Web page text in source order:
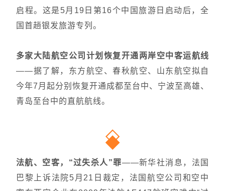
启程。这是5月19日第16个中国旅游日启动后，全
国首趟银发旅游专列。
多家大陆航空公司计划恢复开通两岸空中客运航线
——据了解，东方航空、春秋航空、山东航空拟自
今年7月起分别恢复开通成都至台中、宁波至高雄、
青岛至台中的直航航线。
法航、空客，“过失杀人”罪——新华社消息，法国
巴黎上诉法院5月21日裁定，法国航空公司和空中